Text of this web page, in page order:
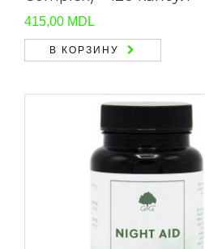
415,00 MDL
В КОРЗИНУ